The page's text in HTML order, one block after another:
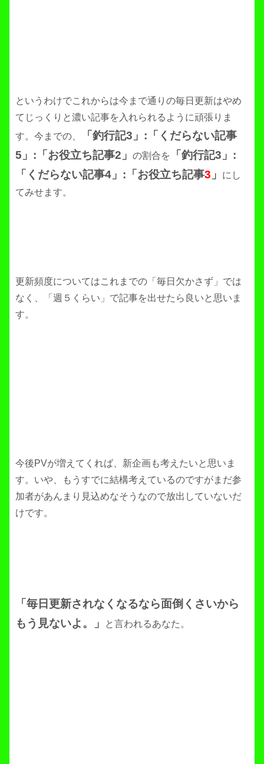
というわけでこれからは今まで通りの毎日更新はやめ
てじっくりと濃い記事を入れられるように頑張りま
す。今までの、
「釣行記3」:「くだらない記事
5」:「お役立ち記事2」 の割合を
「釣行記3」:
「くだらない記事4」:「お役立ち記事3 」
にし
てみせます。
更新頻度についてはこれまでの「毎日欠かさず」では
なく、「週５くらい」で記事を出せたら良いと思いま
す。
今後PVが増えてくれば、新企画も考えたいと思いま
す。いや、もうすでに結構考えているのですがまだ参
加者があんまり見込めなそうなので放出していないだ
けです。
「毎日更新されなくなるなら面倒くさいから
もう見ないよ。」
と言われるあなた。